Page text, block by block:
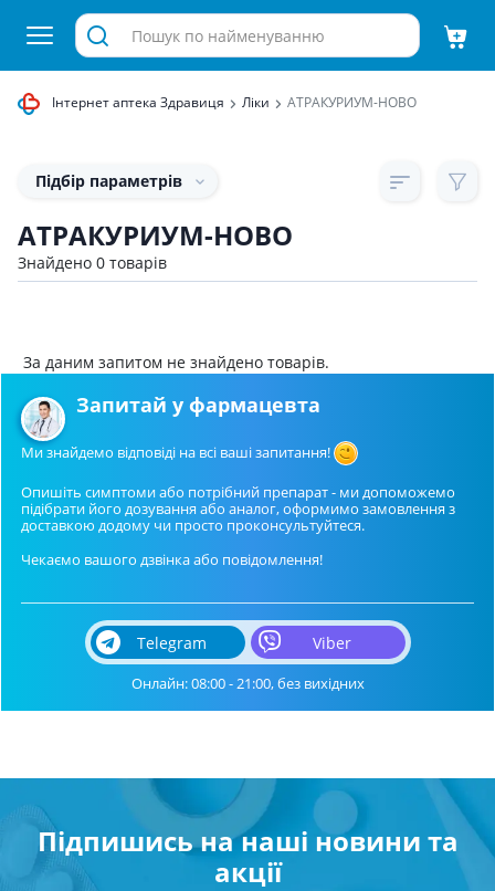
Інтернет аптека Здравиця Ліки АТРАКУРИУМ-НОВО
Підбір параметрів
АТРАКУРИУМ-НОВО
Знайдено 0 товарів
За даним запитом не знайдено товарів.
Запитай у фармацевта
Ми знайдемо відповіді на всі ваші запитання!
Опишіть симптоми або потрібний препарат - ми допоможемо
підібрати його дозування або аналог, оформимо замовлення з
доставкою додому чи просто проконсультуйтеся.
Чекаємо вашого дзвінка або повідомлення!
Telegram Viber
Онлайн: 08:00 - 21:00, без вихідних
Підпишись на наші новини та
акції